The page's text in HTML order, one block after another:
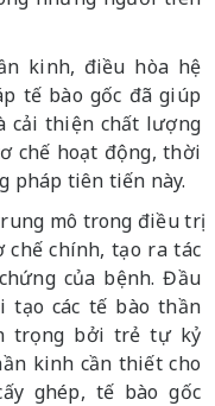
kinh, điều hòa hệ
tế bào gốc đã giúp
cải thiện chất lượng
chế hoạt động, thời
pháp tiên tiến này.
mô trong điều trị
chính, tạo ra tác
của bệnh. Đầu
tạo các tế bào thần
trọng bởi trẻ tự kỷ
kinh cần thiết cho
ghép, tế bào gốc